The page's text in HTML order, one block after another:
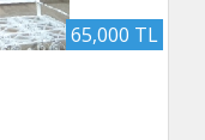
65,000 TL